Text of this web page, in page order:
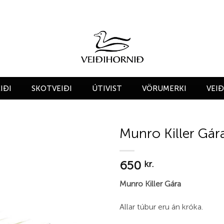
SKOTVEIÐI ÚTIVIST VÖRUMERKI
Munro Killer
650 kr.
Munro Killer Gára
Allar túbur eru án króka.